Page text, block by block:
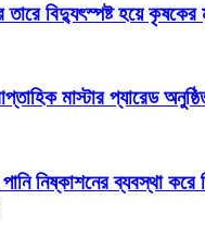
তারে বিদ্যুৎস্পষ্ট হয়ে
মাস্টার প্যারেড
নিষ্কাশনের ব্যবস্থা করে